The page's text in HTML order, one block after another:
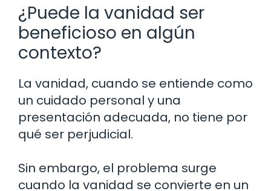
¿Puede la vanidad ser
beneficioso en algún
contexto?
La vanidad, cuando se entiende como
un cuidado personal y una
presentación adecuada, no tiene por
qué ser perjudicial.
Sin embargo, el problema surge
cuando la vanidad se convierte en un